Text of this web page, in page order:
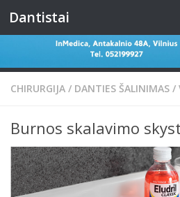
Skip to content
Dantistai
CHIRURGIJA / DANTIES ŠALINIMAS /
Burnos skalavimo